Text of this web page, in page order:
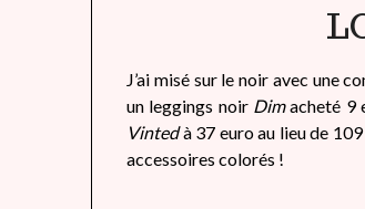
J’ai misé sur le noir avec une
un leggings noir Dimacheté 9
Vintedà 37 euro au lieu de
accessoires colorés !